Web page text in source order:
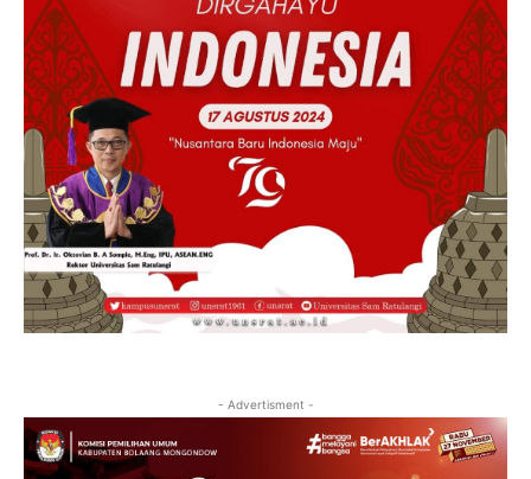
- Advertisment -